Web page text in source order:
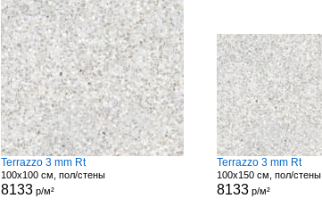
Terrazzo 3 mm Rt
100x100 см, пол/стены
8133 р/м²
Terrazzo 3 mm Rt
100x150 см, пол/стены
8133 р/м²